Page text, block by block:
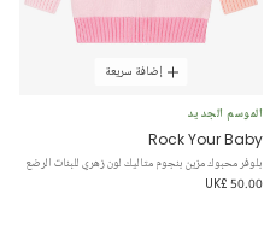
إضافة سريعة
الموسم الجديد
Rock Your Baby
بلوفر محبوك مزين بنجوم متاليك لون زهري للبنات الرضع
UK£ 50.00